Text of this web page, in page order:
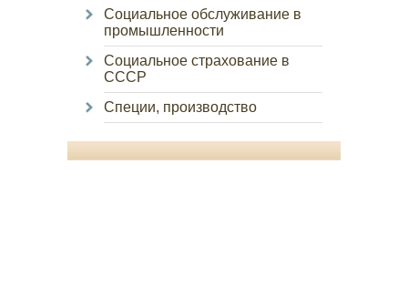
Социальное обслуживание в
промышленности
Социальное страхование в
СССР
Специи, производство